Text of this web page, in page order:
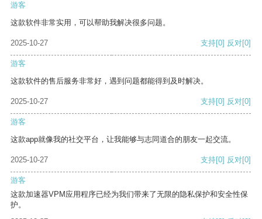
游客
这款软件非常实用，可以帮助我解决很多问题。
2025-10-27 支持[0] 反对[0]
游客
这款软件的售后服务非常好，遇到问题都能得到及时解决。
2025-10-27 支持[0] 反对[0]
游客
这款app就像我的社交平台，让我能够与志同道合的朋友一起交流。
2025-10-27 支持[0] 反对[0]
游客
这款加速器VPM应用程序已经为我们带来了无限的隐私保护和安全性保
护。